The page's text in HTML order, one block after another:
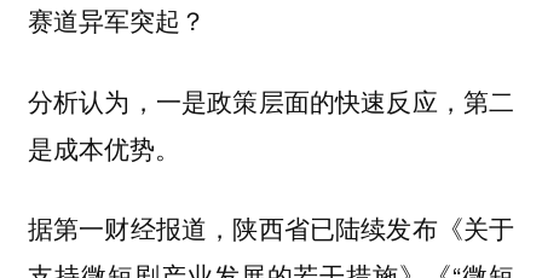
赛道异军突起？
分析认为， 一是政策层面的快速反应，第二
是成本优势。
据第一财经报道， 陕西省已陆续发布《关于